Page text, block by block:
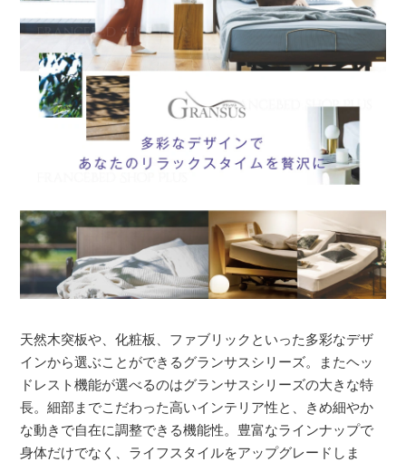
天然木突板や、化粧板、ファブリックといった多彩なデザ
インから選ぶことができるグランサスシリーズ。またヘッ
ドレスト機能が選べるのはグランサスシリーズの大きな特
長。細部までこだわった高いインテリア性と、きめ細やか
な動きで自在に調整できる機能性。豊富なラインナップで
身体だけでなく、ライフスタイルをアップグレードしま